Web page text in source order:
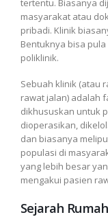
tertentu. Biasanya
masyarakat atau
pribadi. Klinik
Bentuknya bisa
poliklinik.
Sebuah klinik (atau
rawat jalan) adalah
dikhususkan untuk
dioperasikan,
dan biasanya
populasi di
yang lebih besar
mengakui pasien
Sejarah